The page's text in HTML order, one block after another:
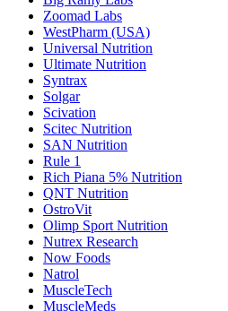
Zoomad Labs
WestPharm (USA)
Universal Nutrition
Ultimate Nutrition
Syntrax
Solgar
Scivation
Scitec Nutrition
SAN Nutrition
Rule 1
Rich Piana 5% Nutrition
QNT Nutrition
OstroVit
Olimp Sport Nutrition
Nutrex Research
Now Foods
Natrol
MuscleTech
MuscleMeds